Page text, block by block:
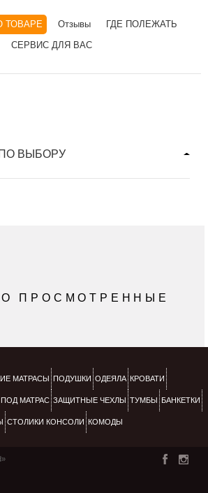
ТОВАРЕ Отзывы
ГДЕ ПОЛЕЖАТЬ
СЕРВИС ДЛЯ ВАС
ВЫБОРУ
ПРОСМОТРЕННЫЕ
МАТРАСЫ ПОДУШКИ ОДЕЯЛА КРОВАТИ
МАТРАС ЗАЩИТНЫЕ ЧЕХЛЫ ТУМБЫ БАНКЕТКИ
СТОЛИКИ КОНСОЛИ КОМОДЫ